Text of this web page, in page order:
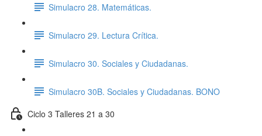
Simulacro 28. Matemáticas.
Simulacro 29. Lectura Crítica.
Simulacro 30. Sociales y Ciudadanas.
Simulacro 30B. Sociales y Ciudadanas. BONO
Ciclo 3 Talleres 21 a 30